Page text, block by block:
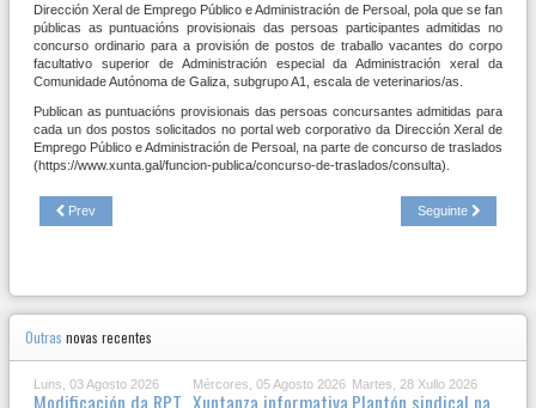
Dirección Xeral de Emprego Público e Administración de Persoal, pola que se fan
públicas as puntuacións provisionais das persoas participantes admitidas no
concurso ordinario para a provisión de postos de traballo vacantes do corpo
facultativo superior de Administración especial da Administración xeral da
Comunidade Autónoma de Galiza, subgrupo A1, escala de veterinarios/as.
Publican as puntuacións provisionais das persoas concursantes admitidas para
cada un dos postos solicitados no portal web corporativo da Dirección Xeral de
Emprego Público e Administración de Persoal, na parte de concurso de traslados
(https://www.xunta.gal/funcion-publica/concurso-de-traslados/consulta).
Prev Seguinte
Outras novas recentes
Luns, 03 Agosto 2026
Modificación da RPT
Mércores, 05 Agosto 2026
Xuntanza informativa
Martes, 28 Xullo 2026
Plantón sindical na